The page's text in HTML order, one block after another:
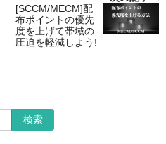
[SCCM/MECM]配
布ポイントの優先
度を上げて帯域の
圧迫を軽減しよう!